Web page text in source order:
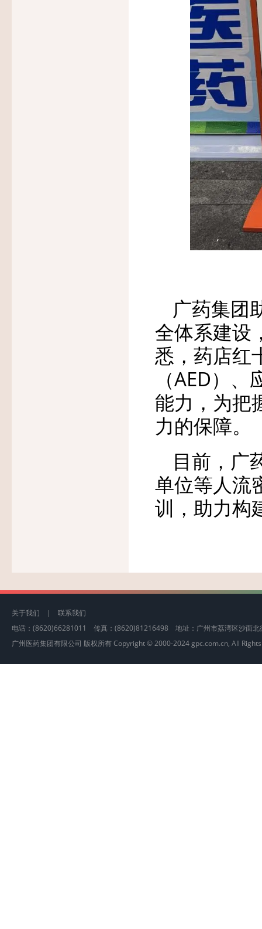
广药集团
全体系建设
悉，药店红
（AED）
能力，为把
力的保障。
目前，广
单位等人流
训，助力构
关于我们 | 联系我们
电话：(8620)66281011 传真：(8620)81216498 地址：广州市荔湾区沙
广州医药集团有限公司 版权所有 Copyright © 2000-2024 gpc.com.cn, All